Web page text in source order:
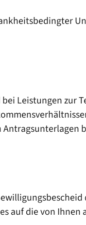
Leistungen zur
Antragsunterlagen
auf die von